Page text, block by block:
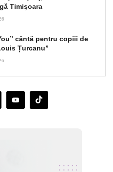
Timişoara
cântă pentru copiii de
Țurcanu”